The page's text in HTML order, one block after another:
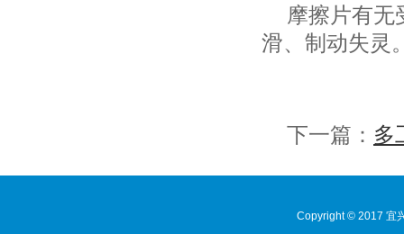
摩擦片有无
滑、制动失灵
下一篇： 多
Copyright © 2017 宜